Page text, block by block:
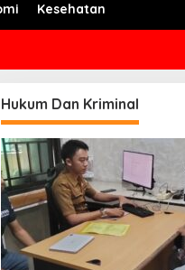
Kesehatan
Hukum Dan Kriminal